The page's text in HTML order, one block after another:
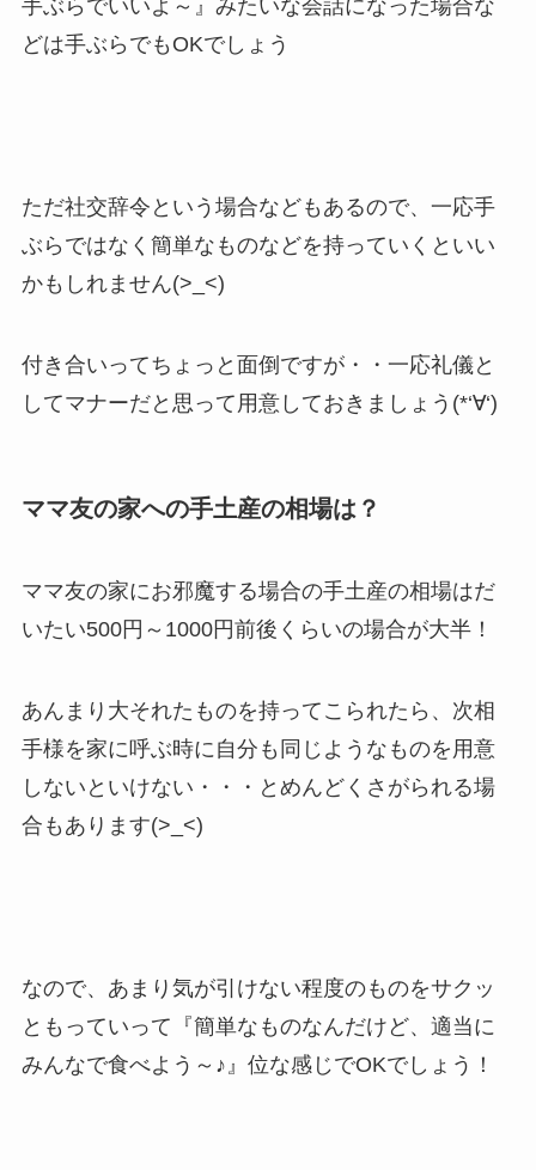
手ぶらでいいよ～』みたいな会話になった場合な
どは手ぶらでもOKでしょう
ただ社交辞令という場合などもあるので、一応手
ぶらではなく簡単なものなどを持っていくといい
かもしれません(>_<)
付き合いってちょっと面倒ですが・・一応礼儀と
してマナーだと思って用意しておきましょう(*‘∀‘)
ママ友の家への手土産の相場は？
ママ友の家にお邪魔する場合の手土産の相場はだ
いたい500円～1000円前後くらいの場合が大半！
あんまり大それたものを持ってこられたら、次相
手様を家に呼ぶ時に自分も同じようなものを用意
しないといけない・・・とめんどくさがられる場
合もあります(>_<)
なので、あまり気が引けない程度のものをサクッ
ともっていって『簡単なものなんだけど、適当に
みんなで食べよう～♪』位な感じでOKでしょう！